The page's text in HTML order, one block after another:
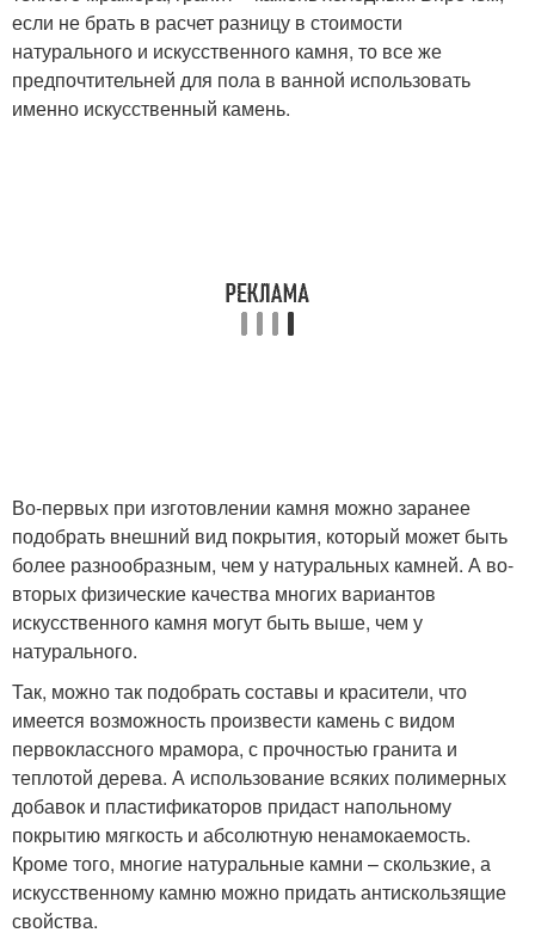
если не брать в расчет разницу в стоимости
натурального и искусственного камня, то все же
предпочтительней для пола в ванной использовать
именно искусственный камень.
Во-первых при изготовлении камня можно заранее
подобрать внешний вид покрытия, который может быть
более разнообразным, чем у натуральных камней. А во-
вторых физические качества многих вариантов
искусственного камня могут быть выше, чем у
натурального.
Так, можно так подобрать составы и красители, что
имеется возможность произвести камень с видом
первоклассного мрамора, с прочностью гранита и
теплотой дерева. А использование всяких полимерных
добавок и пластификаторов придаст напольному
покрытию мягкость и абсолютную ненамокаемость.
Кроме того, многие натуральные камни – скользкие, а
искусственному камню можно придать антискользящие
свойства.